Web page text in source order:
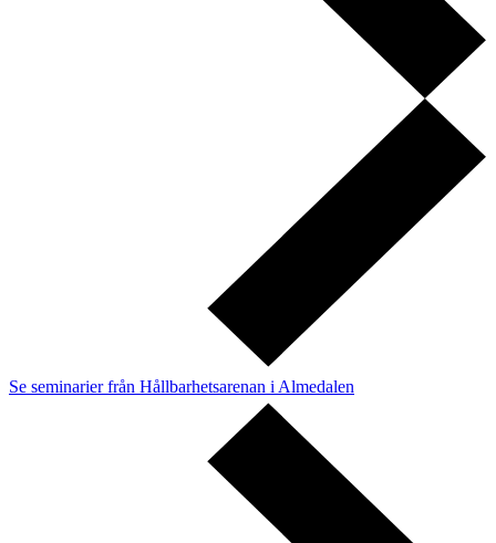
Se seminarier från Hållbarhetsarenan i Almedalen